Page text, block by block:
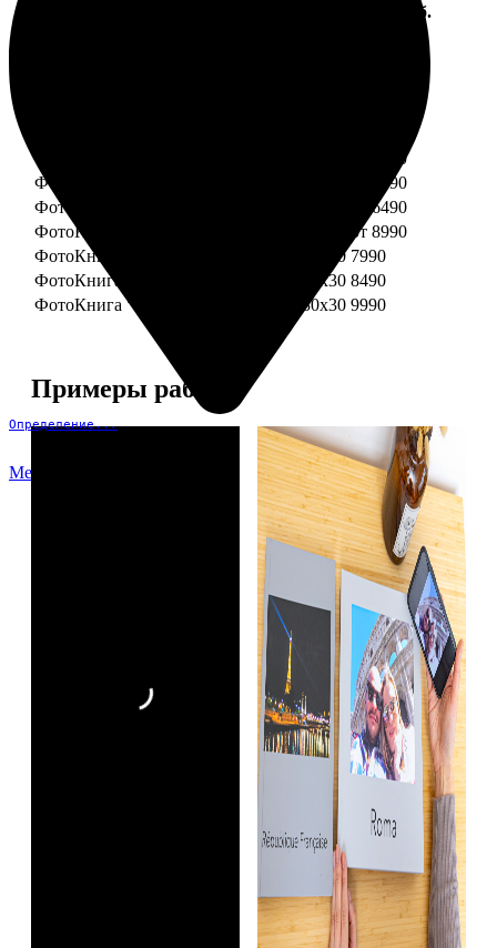
Определение...
Меню
Цена, руб.
ФотоКнига "Премиум" 20x30
от 4990
ФотоКнига "Премиум" 25x25
от 5990
ФотоКнига "Премиум" 30x30
от 6490
ФотоКнига "Премиум" 30x45
от 8990
ФотоКнига "Премиум" Свадебная 20x20 7990
ФотоКнига "Премиум" Свадебная 20x30 8490
ФотоКнига "Премиум" Свадебная 30x30 9990
Примеры работ